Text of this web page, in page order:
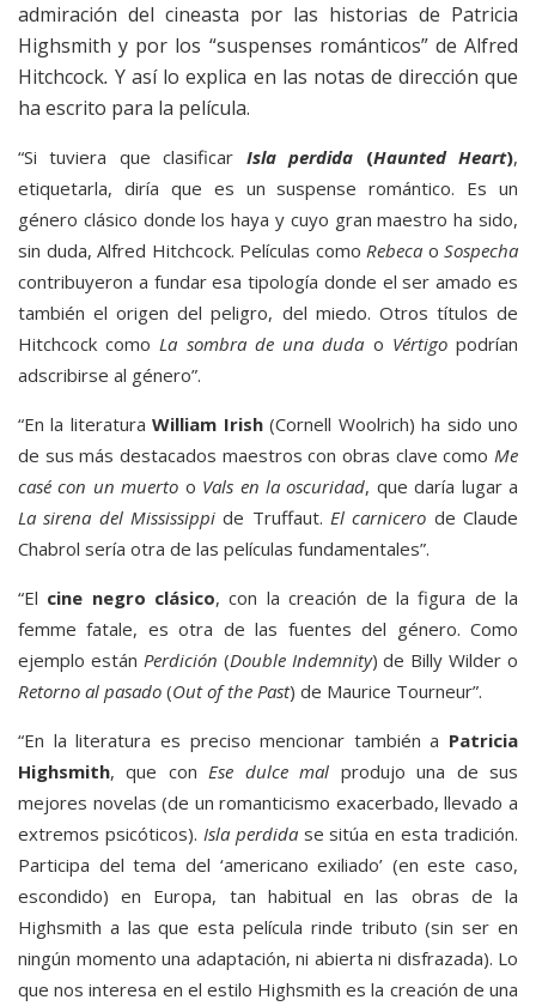
admiración del cineasta por las historias de Patricia
Highsmith y por los “suspenses románticos” de Alfred
Hitchcock.Y así lo explica en las notas de dirección que
ha escrito para la película.
“Si tuviera que clasificar Isla perdida (Haunted Heart),
etiquetarla, diría que es un suspense romántico. Es un
género clásico donde los haya y cuyo gran maestro ha sido,
sin duda, Alfred Hitchcock. Películas como Rebeca o Sospecha
contribuyeron a fundar esa tipología donde el ser amado es
también el origen del peligro, del miedo. Otros títulos de
Hitchcock comoLa sombra de una duda o Vértigopodrían
adscribirse al género”.
“En la literaturaWilliam Irish(Cornell Woolrich) ha sido uno
de sus más destacados maestros con obras clave como Me
casé con un muerto o Vals en la oscuridad, que daría lugar a
La sirena del Mississippi de Truffaut. El carnicero de Claude
Chabrol sería otra de las películas fundamentales”.
“El cine negro clásico, con la creación de la figura de la
femme fatale, es otra de las fuentes del género. Como
ejemplo están Perdición (Double Indemnity) de Billy Wilder o
Retorno al pasado (Out of the Past) de Maurice Tourneur”.
“En la literatura es preciso mencionar también a Patricia
Highsmith, que conEse dulce mal produjo una de sus
mejores novelas (de un romanticismo exacerbado, llevado a
extremos psicóticos). Isla perdidase sitúa en esta tradición.
Participa del tema del ‘americano exiliado’ (en este caso,
escondido) en Europa, tan habitual en las obras de la
Highsmith a las que esta película rinde tributo (sin ser en
ningún momento una adaptación, ni abierta ni disfrazada). Lo
que nos interesa en el estilo Highsmith es la creación de una